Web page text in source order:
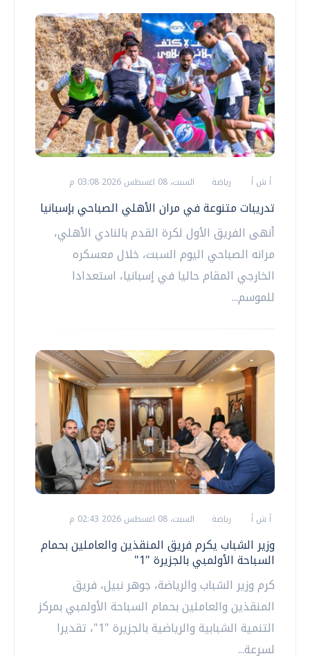
أ ش أ رياضة السبت، 08 اغسطس 2026 03:08 م
تدريبات متنوعة في مران الأهلي الصباحي بإسبانيا
أنهى الفريق الأول لكرة القدم بالنادي الأهلي،
مرانه الصباحي اليوم السبت، خلال معسكره
الخارجي المقام حاليا في إسبانيا، استعدادا
للموسم...
أ ش أ رياضة السبت، 08 اغسطس 2026 02:43 م
وزير الشباب يكرم فريق المنقذين والعاملين بحمام
السباحة الأولمبي بالجزيرة "1"
كرم وزير الشباب والرياضة، جوهر نبيل، فريق
المنقذين والعاملين بحمام السباحة الأولمبي بمركز
التنمية الشبابية والرياضية بالجزيرة "1"، تقديرا
لسرعة...